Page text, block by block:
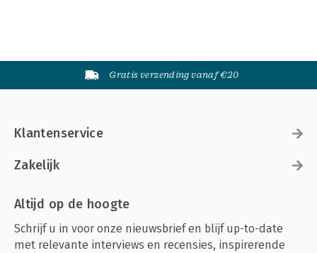
Gratis verzending vanaf €20
Klantenservice
Zakelijk
Altijd op de hoogte
Schrijf u in voor onze nieuwsbrief en blijf up-to-date
met relevante interviews en recensies, inspirerende